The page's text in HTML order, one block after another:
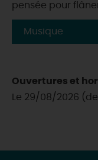
pensée pour
Musique
Ouvertures et
Le 29/08/2026 (de